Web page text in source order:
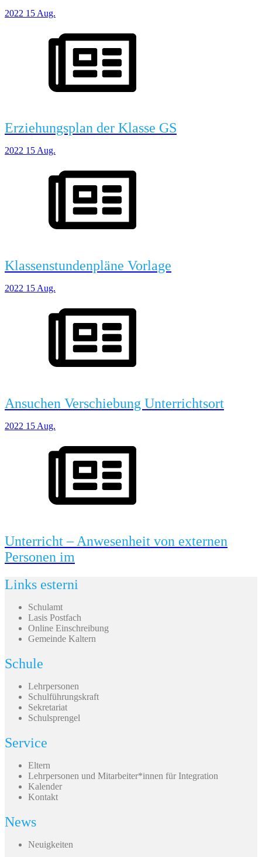
2022 15 Aug.
Erziehungsplan der Klasse GS
2022 15Aug.
Klassenstundenpläne Vorlage
2022 15 Aug.
Ansuchen Verschiebung Unterrichtsort
2022 15 Aug.
Unterricht – Anwesenheit von externen
Personen im
Links esterni
Schulamt
Lasis Postfach
Online Einschreibung
Gemeinde Kaltern
Schule
Lehrpersonen
Schulführungskraft
Sekretariat
Schulsprengel
Service
Eltern
Lehrpersonen und Mitarbeiter*innen für Integration
Kalender
Kontakt
News
Neuigkeiten